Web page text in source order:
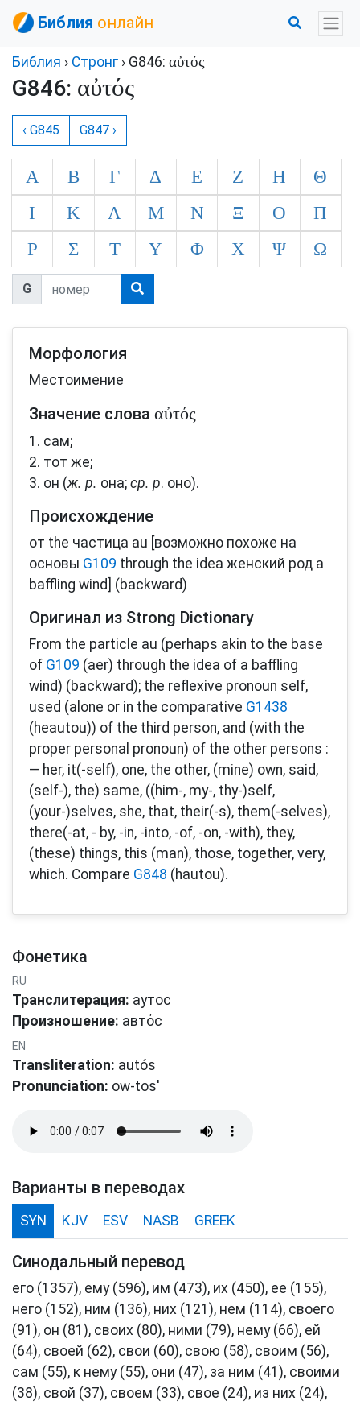
Библия онлайн
Библия › Стронг › G846: αὐτός
G846: αὐτός
‹ G845 G847 ›
Α Β Γ Δ Ε Ζ Η
Θ
Ι
Κ Λ Μ Ν Ξ Ο
Π
Ρ
Σ Τ Υ Φ Χ Ψ Ω
G
Морфология
Местоимение
Значение слова αὐτός
1. сам;
2. тот же;
3. он (ж. р. она; ср. р. оно).
Происхождение
от the частица au [возможно похоже на
основы G109 through the idea женский род a
baffling wind] (backward)
Оригинал из Strong Dictionary
From the particle au (perhaps akin to the base
of G109 (aer) through the idea of a baffling
wind) (backward); the reflexive pronoun self,
used (alone or in the comparative G1438
(heautou)) of the third person, and (with the
proper personal pronoun) of the other persons :
— her, it(-self), one, the other, (mine) own, said,
(self-), the) same, ((him-, my-, thy-)self,
(your-)selves, she, that, their(-s), them(-selves),
there(-at, - by, -in, -into, -of, -on, -with), they,
(these) things, this (man), those, together, very,
which. Compare G848 (hautou).
Фонетика
RU
Транслитерация: аутос
Произношение: автόс
EN
Transliteration: autós
Pronunciation: ow-tos'
Варианты в переводах
SYN KJV ESV NASB GREEK
Синодальный перевод
его (1357), ему (596), им (473), их (450), ее (155),
него (152), ним (136), них (121), нем (114), своего
(91), он (81), своих (80), ними (79), нему (66), ей
(64), своей (62), свои (60), свою (58), своим (56),
сам (55), к нему (55), они (47), за ним (41), своими
(38), свой (37), своем (33), свое (24), из них (24),